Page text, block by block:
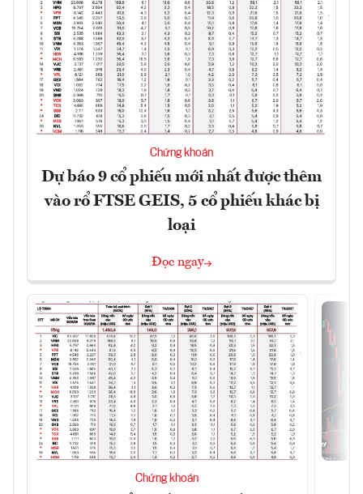
Chứng khoán
Dự báo 9 cổ phiếu mới nhất được thêm
vào rổ FTSE GEIS, 5 cổ phiếu khác bị
loại
Đọc ngay
Chứng khoán